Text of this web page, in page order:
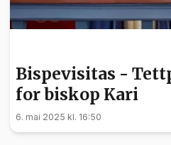
Bispevisitas -
for biskop Kari
6. mai 2025 kl. 16:50